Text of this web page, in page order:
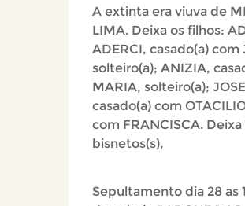
A extinta era viuva de
LIMA. Deixa os filhos:
ADERCI, casado(a) com
solteiro(a); ANIZIA,
MARIA, solteiro(a);
casado(a) com
com FRANCISCA.
bisnetos(s),
Sepultamento dia 28 as